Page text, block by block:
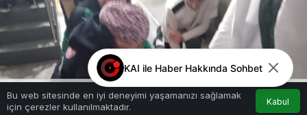
Bu web sitesinde en iyi deneyimi yaşamanızı sağlamak
için çerezler kullanılmaktadır.
Kabul
Anasayfa
KAI ile Haber Hakkında Sohbet